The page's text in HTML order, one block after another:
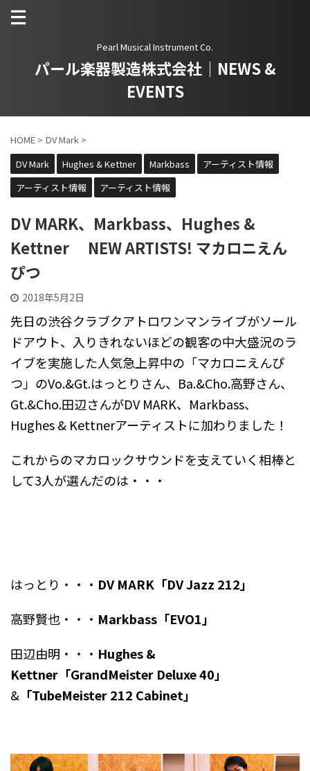
Pearl Musical Instrument Co.
パール楽器製造株式会社｜NEWS &
EVENTS
HOME > DV Mark >
DV Mark
Hughes & Kettner Markbass
アーティスト情報
アーティスト情報
アーティスト情報
DV MARK、Markbass、Hughes &
Kettner NEW ARTISTS! マカロニえん
ぴつ
2018年5月2日
先日の渋谷クラブクアトロワンマンライブがソール
ドアウト、入りきれないほどの観客の中大盛況のラ
イブを実施した人気急上昇中の「マカロニえんぴ
つ」のVo.&Gt.はっとりさん、Ba.&Cho.高野さん、
Gt.&Cho.田辺さんがDV MARK、Markbass、
Hughes & Kettnerアーティストに加わりました！
これからのマカロックサウンドを支えていく相棒と
して3人が選んだのは・・・
はっとり・・・ DV MARK「DV Jazz 212」
高野賢也・・・ Markbass「EVO1」
田辺由明・・・ Hughes &
Kettner「GrandMeister Deluxe 40」
& 「TubeMeister 212 Cabinet」